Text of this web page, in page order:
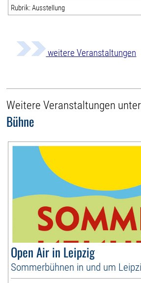
Rubrik: Ausstellung
weitere Veranstaltungen
Weitere Veranstaltungen
Bühne
Open Air in Leipzig
Sommerbühnen in und um